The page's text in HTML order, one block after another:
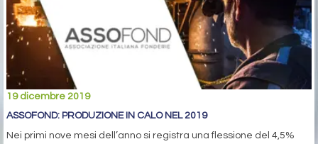
19 dicembre 2019
ASSOFOND: PRODUZIONE IN CALO NEL 2019
Nei primi nove mesi dell’anno si registra una flessione del 4,5%